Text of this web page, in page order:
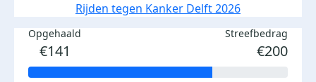
Rijden tegen Kanker Delft 2026
Opgehaald
€141
Streefbedrag
€200